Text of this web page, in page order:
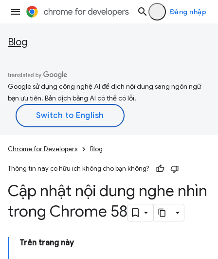
Đăng nhập
Blog
Google sử dụng công nghệ AI để dịch nội dung sang ngôn ngữ
bạn ưu tiên. Bản dịch bằng AI có thể có lỗi.
Chrome for Developers Blog
Thông tin này có hữu ích không cho bạn không?
Cập nhật nội dung nghe nhìn
trong Chrome 58
Trên trang này